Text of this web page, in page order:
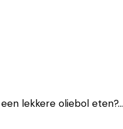
lekkere oliebol eten?…